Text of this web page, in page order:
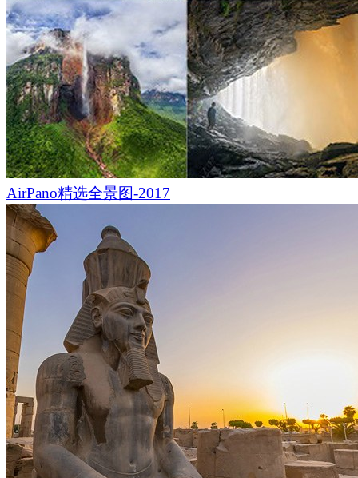
夜幕降临，塔身上的LED灯随季节变换色彩。它的轮廓在夜色
如一根发光的银柱，在南岸的灯海之中熠熠生辉。
454米高的摩天轮上，透明座舱泛着温暖的黄色光芒。它缓缓
景化作一幅流动的光影画卷。
AirPano精选全景图-2017